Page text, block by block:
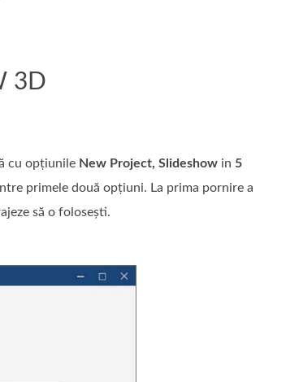
3D
cu opțiunile New Project, Slideshow in 5
primele două opțiuni. La prima pornire a
să o folosești.